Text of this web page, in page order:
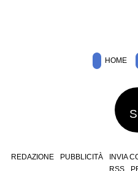
HOME
REDAZIONE PUBBLICITÀ INVIA